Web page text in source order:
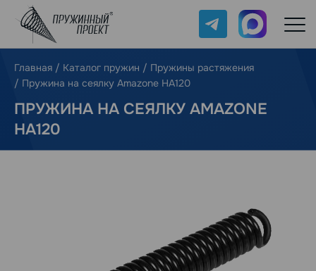
Telegram Max
Главная / Каталог пружин / Пружины растяжения
/ Пружина на сеялку Amazone HA120
ПРУЖИНА НА СЕЯЛКУ AMAZONE
HA120